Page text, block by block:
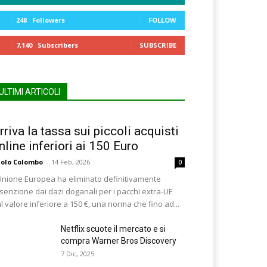
248 Followers FOLLOW
7,140 Subscribers SUBSCRIBE
ARTICOLI
la tassa sui piccoli acquisti
inferiori ai 150 Euro
Colombo - 14 Feb, 2026 0
Europea ha eliminato definitivamente
dai dazi doganali per i pacchi extra-UE
valore inferiore a 150 €, una norma che fino ad...
Netflix scuote il mercato e si
compra Warner Bros Discovery
7 Dic, 2025